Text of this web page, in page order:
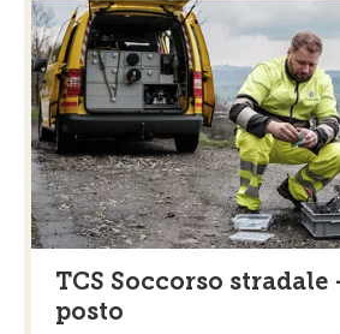
TCS Soccorso stradale
posto